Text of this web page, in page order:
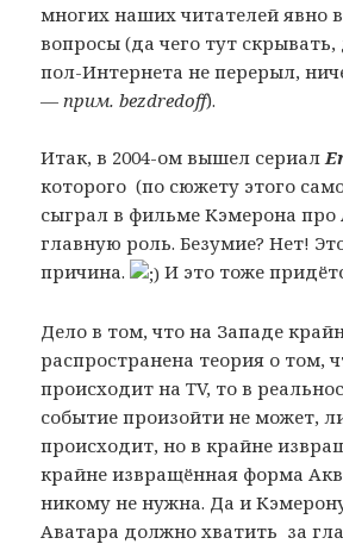
многих наших читателей явно
вопросы (да чего тут скрывать,
пол-Интернета не перерыл,
— прим. bezdredoff).
Итак, в 2004-ом вышел сериал
которого (по сюжету этого
сыграл в фильме Кэмерона про
главную роль. Безумие? Нет!
причина.
И это тоже
Дело в том, что на Западе
распространена теория о том,
происходит на TV, то в
событие произойти не может,
происходит, но в крайне
крайне извращённая форма
никому не нужна. Да и
Аватара должно хватить за